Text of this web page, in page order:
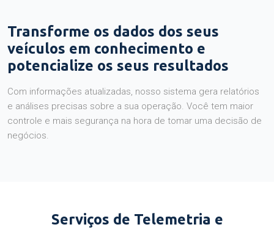
Transforme os dados dos seus
veículos em conhecimento e
potencialize os seus resultados
Com informações atualizadas, nosso sistema gera relatórios
e análises precisas sobre a sua operação. Você tem maior
controle e mais segurança na hora de tomar uma decisão de
negócios.
Serviços de Telemetria e